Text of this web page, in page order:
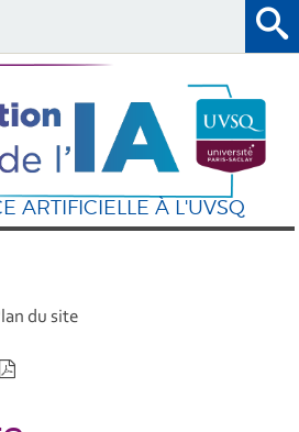
ARTIFICIELLE À L'UVSQ
du site